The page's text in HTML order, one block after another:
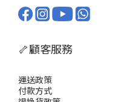
🦴顧客服務
運送政策
付款方式